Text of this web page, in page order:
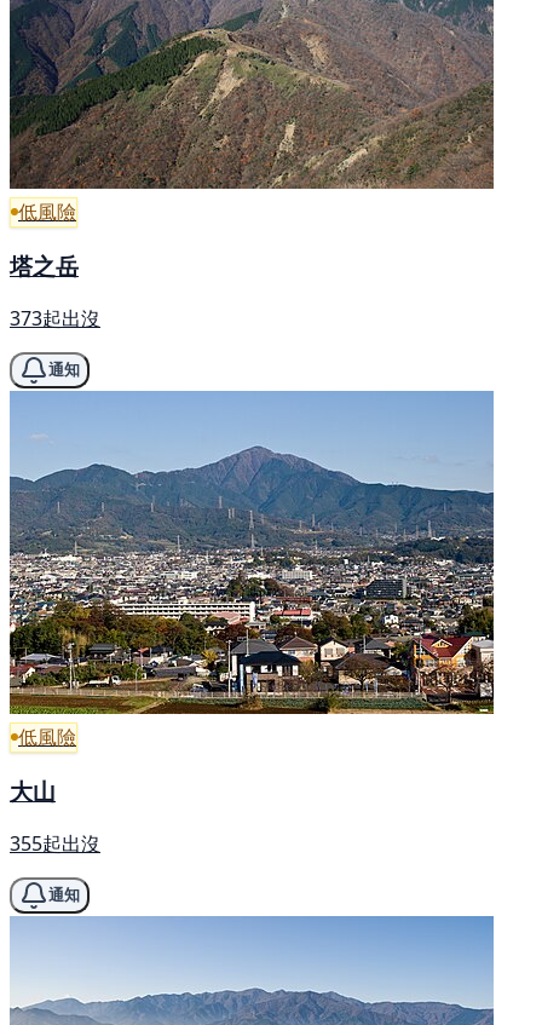
低風險
塔之岳
373起出沒
通知
低風險
大山
355起出沒
通知